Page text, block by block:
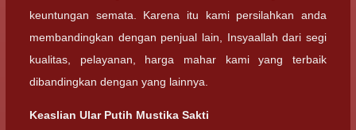
keuntungan semata. Karena itu kami persilahkan anda
membandingkan dengan penjual lain, Insyaallah dari segi
kualitas, pelayanan, harga mahar kami yang terbaik
dibandingkan dengan yang lainnya.
Keaslian Ular Putih Mustika Sakti